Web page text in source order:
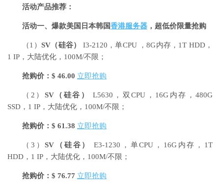
活动产品推荐：
活动一、爆款美国日本韩国香港服务器 ，超低价限量抢购
（1） SV（硅谷）
I3-2120，单CPU ，8G内存，1T HDD，
1 IP，大陆优化，100M/不限；
抢购价：$ 46.00 立即抢购
（2） SV（硅谷）
L5630，双CPU，16G内存，480G
SSD，1 IP，大陆优化，100M/不限；
抢购价：$ 61.38 立即抢购
（3）SV （硅谷）
E3-1230，单CPU，16G内存，1T
HDD，1 IP，大陆优化，100M/不限；
抢购价：$ 76.77 立即抢购